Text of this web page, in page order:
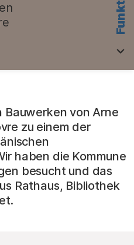
Bauwerken von Arne
zu einem der
haben die Kommune
besucht und das
Rathaus, Bibliothek